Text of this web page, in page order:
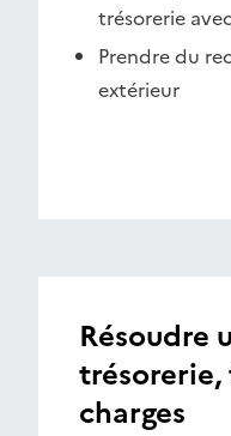
trésorerie
Prendre du
extérieur
Résoudre
trésorerie,
charges